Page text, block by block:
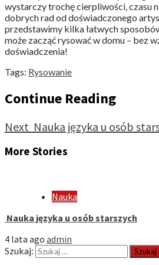
wystarczy trochę cierpliwości, czasu
dobrych rad od doświadczonego
przedstawimy kilka łatwych
może zacząć rysować w domu – bez
doświadczenia!
Tags: Rysowanie
Continue Reading
Next Nauka języka u osób
More Stories
Nauka
Nauka języka u osób starszych
4 lata ago admin
Szukaj: